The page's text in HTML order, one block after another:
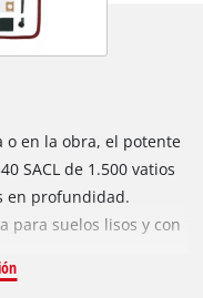
o en la obra, el potente
SACL de 1.500 vatios
en profundidad.
para suelos lisos y con
una boquilla para